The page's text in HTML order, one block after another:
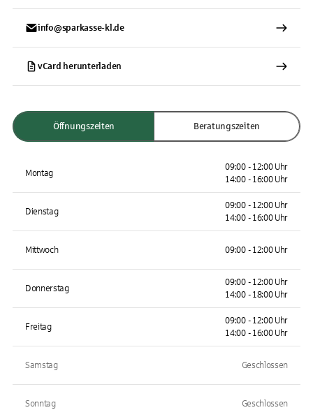
info@sparkasse-kl.de
vCard herunterladen
Öffnungszeiten Beratungszeiten
Montag
09:00 - 12:00 Uhr
14:00 - 16:00 Uhr
Dienstag
09:00 - 12:00 Uhr
14:00 - 16:00 Uhr
Mittwoch 09:00 - 12:00 Uhr
Donnerstag
09:00 - 12:00 Uhr
14:00 - 18:00 Uhr
Freitag
09:00 - 12:00 Uhr
14:00 - 16:00 Uhr
Samstag Geschlossen
Sonntag Geschlossen